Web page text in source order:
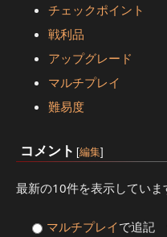
チェックポイント
戦利品
アップグレード
マルチプレイ
難易度
コメント [編集]
最新の10件を表示していま
マルチプレイで追記